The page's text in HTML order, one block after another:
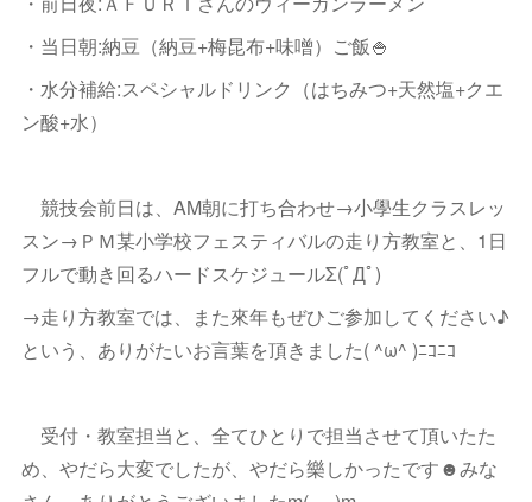
・当日朝:納豆（納豆+梅昆布+味噌）ご飯🍚
・水分補給:スペシャルドリンク（はちみつ+天然塩+クエ
ン酸+水）
競技会前日は、AM朝に打ち合わせ→小學生クラスレッ
スン→ＰＭ某小学校フェスティバルの走り方教室と、1日
フルで動き回るハードスケジュールΣ(ﾟДﾟ)
→走り方教室では、また來年もぜひご参加してください♪
という、ありがたいお言葉を頂きました( ^ω^ )ﾆｺﾆｺ
受付・教室担当と、全てひとりで担当させて頂いたた
め、やだら大変でしたが、やだら樂しかったです☻みな